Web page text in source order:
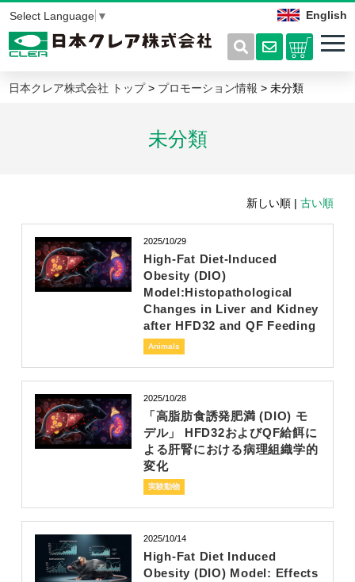
English
Select Language ▼
日本クレア株式会社 トップ> プロモーション情報 > 未分類
未分類
新しい順 | 古い順
2025/10/29
High-Fat Diet-Induced
Obesity (DIO)
Model:Histopathological
Changes in Liver and Kidney
after HFD32 and QF Feeding
Animals
2025/10/28
「高脂肪食誘発肥満 (DIO) モ
デル」 HFD32およびQF給餌に
よる肝腎における病理組織学的
変化
実験動物
2025/10/14
High-Fat Diet Induced
Obesity (DIO) Model: Effects